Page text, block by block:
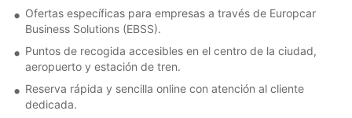
Ofertas específicas para empresas a través de Europcar
Business Solutions (EBSS).
Puntos de recogida accesibles en el centro de la ciudad,
aeropuerto y estación de tren.
Reserva rápida y sencilla online con atención al cliente
dedicada.